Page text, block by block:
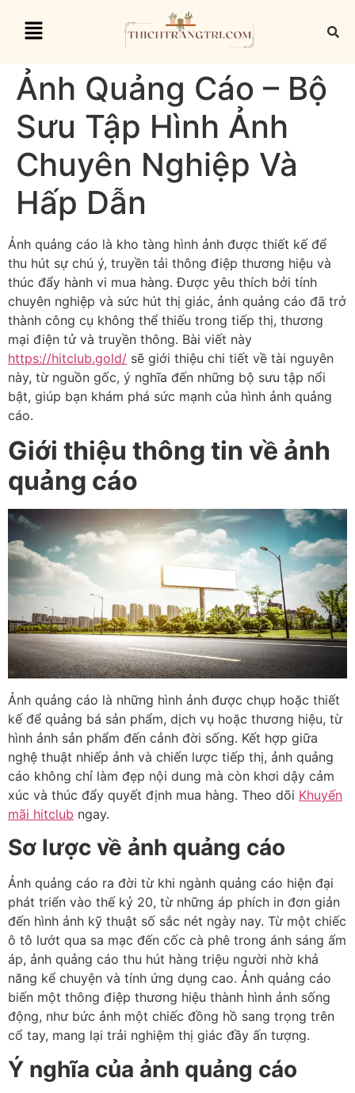
Ảnh Quảng Cáo – Bộ
Sưu Tập Hình Ảnh
Chuyên Nghiệp Và
Hấp Dẫn
Ảnh quảng cáo là kho tàng hình ảnh được thiết kế để
thu hút sự chú ý, truyền tải thông điệp thương hiệu và
thúc đẩy hành vi mua hàng. Được yêu thích bởi tính
chuyên nghiệp và sức hút thị giác, ảnh quảng cáo đã trở
thành công cụ không thể thiếu trong tiếp thị, thương
mại điện tử và truyền thông. Bài viết này
https://hitclub.gold/ sẽ giới thiệu chi tiết về tài nguyên
này, từ nguồn gốc, ý nghĩa đến những bộ sưu tập nổi
bật, giúp bạn khám phá sức mạnh của hình ảnh quảng
cáo.
Giới thiệu thông tin về ảnh
quảng cáo
Ảnh quảng cáo là những hình ảnh được chụp hoặc thiết
kế để quảng bá sản phẩm, dịch vụ hoặc thương hiệu, từ
hình ảnh sản phẩm đến cảnh đời sống. Kết hợp giữa
nghệ thuật nhiếp ảnh và chiến lược tiếp thị, ảnh quảng
cáo không chỉ làm đẹp nội dung mà còn khơi dậy cảm
xúc và thúc đẩy quyết định mua hàng. Theo dõi Khuyến
mãi hitclub ngay.
Sơ lược về ảnh quảng cáo
Ảnh quảng cáo ra đời từ khi ngành quảng cáo hiện đại
phát triển vào thế kỷ 20, từ những áp phích in đơn giản
đến hình ảnh kỹ thuật số sắc nét ngày nay. Từ một chiếc
ô tô lướt qua sa mạc đến cốc cà phê trong ánh sáng ấm
áp, ảnh quảng cáo thu hút hàng triệu người nhờ khả
năng kể chuyện và tính ứng dụng cao. Ảnh quảng cáo
biến một thông điệp thương hiệu thành hình ảnh sống
động, như bức ảnh một chiếc đồng hồ sang trọng trên
cổ tay, mang lại trải nghiệm thị giác đầy ấn tượng.
Ý nghĩa của ảnh quảng cáo